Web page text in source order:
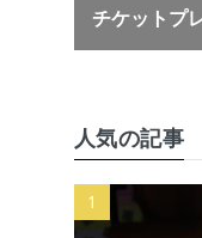
チケットプ
人気の記事